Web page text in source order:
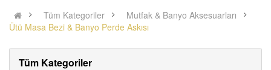
Tüm Kategoriler
Mutfak & Banyo Aksesuarları
Ütü Masa Bezi & Banyo Perde Askısı
Tüm Kategoriler